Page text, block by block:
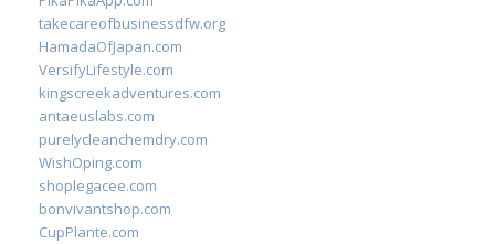
takecareofbusinessdfw.org
HamadaOfJapan.com
VersifyLifestyle.com
kingscreekadventures.com
antaeuslabs.com
purelycleanchemdry.com
WishOping.com
shoplegacee.com
bonvivantshop.com
CupPlante.com